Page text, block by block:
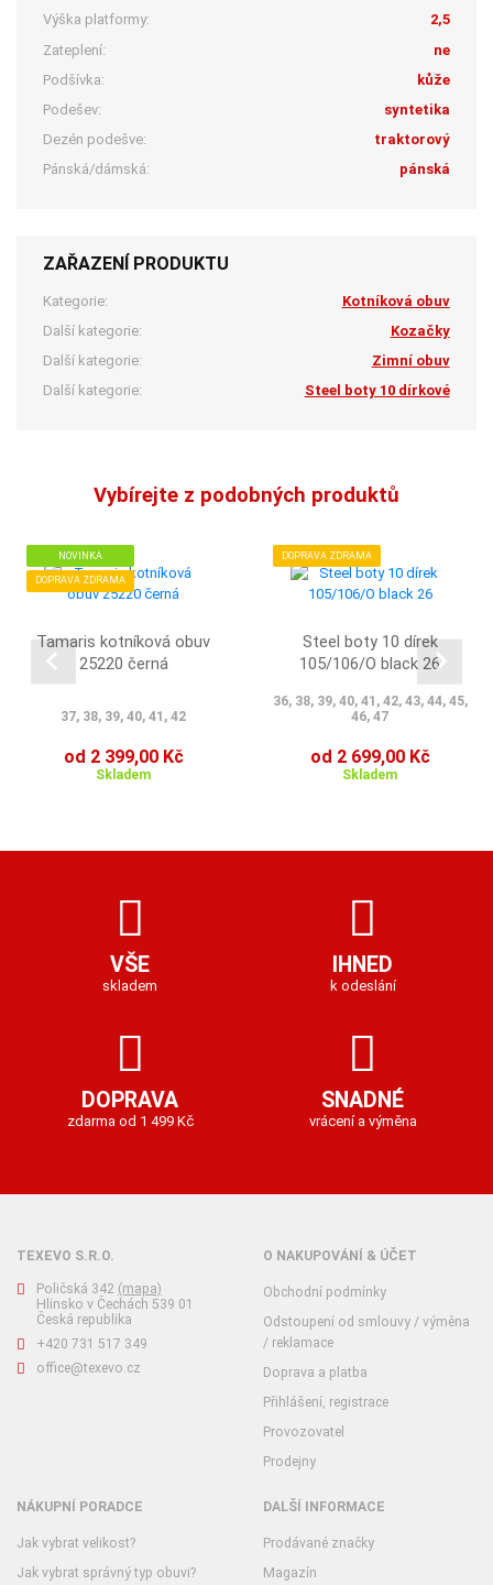
Výška platformy:
2,5
Zateplení:
ne
Podšívka:
kůže
Podešev:
syntetika
Dezén podešve:
traktorový
Pánská/dámská:
pánská
ZAŘAZENÍ PRODUKTU
Kategorie:
Kotníková obuv
Další kategorie:
Kozačky
Další kategorie:
Zimní obuv
Další kategorie:
Steel boty 10 dírkové
Vybírejte z podobných produktů
NOVINKA
DOPRAVA ZDRAMA
Tamaris kotníková obuv
25220 černá
37, 38, 39, 40, 41, 42
od 2 399,00 Kč
Skladem
DOPRAVA ZDRAMA
Steel boty 10 dírek
105/106/O black 26
36, 38, 39, 40, 41, 42, 43, 44, 45,
46, 47
od 2 699,00 Kč
Skladem
VŠE
skladem
IHNED
k odeslání
DOPRAVA
zdarma od 1 499 Kč
SNADNÉ
vrácení a výměna
TEXEVO S.R.O.
Poličská 342 (mapa)
Hlinsko v Čechách 539 01
Česká republika
+420 731 517 349
office@texevo.cz
O NAKUPOVÁNÍ & ÚČET
Obchodní podmínky
Odstoupení od smlouvy / výměna
/ reklamace
Doprava a platba
Přihlášení, registrace
Provozovatel
Prodejny
NÁKUPNÍ PORADCE
Jak vybrat velikost?
Jak vybrat správný typ obuvi?
DALŠÍ INFORMACE
Prodávané značky
Magazín